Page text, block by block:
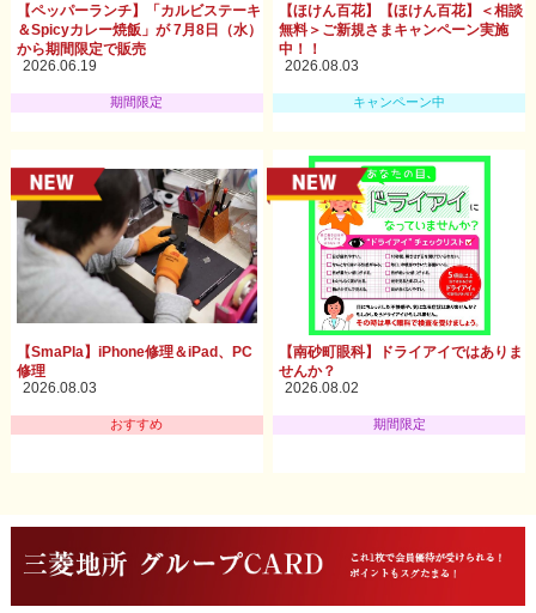
【ペッパーランチ】「カルビステーキ
＆Spicyカレー焼飯」が 7月8日（水）
から期間限定で販売
2026.06.19
期間限定
【ほけん百花】【ほけん百花】＜相談
無料＞ご新規さまキャンペーン実施
中！！
2026.08.03
キャンペーン中
【SmaPla】iPhone修理＆iPad、PC
修理
2026.08.03
おすすめ
【南砂町眼科】ドライアイではありま
せんか？
2026.08.02
期間限定